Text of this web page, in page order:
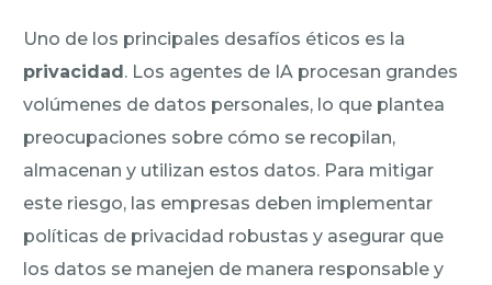
Uno de los principales desafíos éticos es la
privacidad. Los agentes de IA procesan grandes
volúmenes de datos personales, lo que plantea
preocupaciones sobre cómo se recopilan,
almacenan y utilizan estos datos. Para mitigar
este riesgo, las empresas deben implementar
políticas de privacidad robustas y asegurar que
los datos se manejen de manera responsable y